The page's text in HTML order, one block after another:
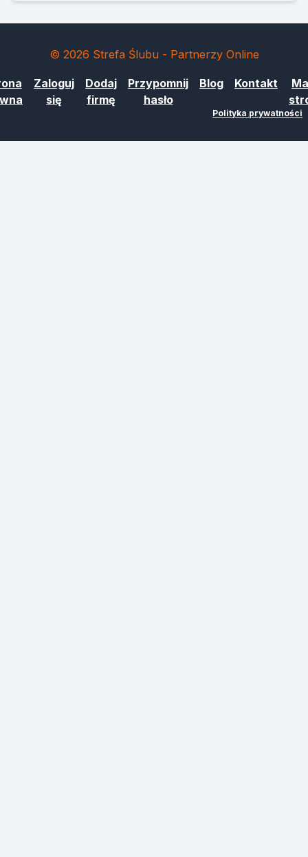
© 2026 Strefa Ślubu - Partnerzy Online
Zaloguj
się
Dodaj
firmę
Przypomnij
hasło
Blog Kontakt
Polityka prywatności